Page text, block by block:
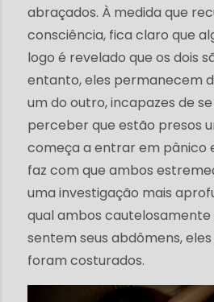
abraçados. À medida que
consciência, fica claro que
logo é revelado que os dois
entanto, eles permanecem
um do outro, incapazes de
perceber que estão presos
começa a entrar em pânico
faz com que ambos
uma investigação mais
qual ambos cautelosamente
sentem seus abdômens,
foram costurados.